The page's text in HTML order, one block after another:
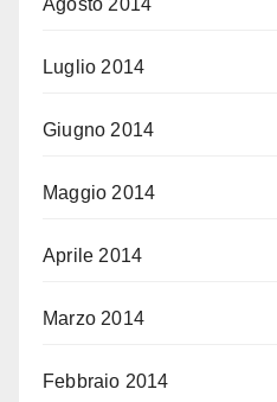
Luglio 2014
Giugno 2014
Maggio 2014
Aprile 2014
Marzo 2014
Febbraio 2014